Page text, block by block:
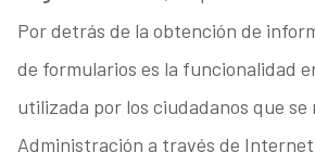
Por detrás de la obtención de
de formularios es la funcionalidad
utilizada por los ciudadanos que se
Administración a través de